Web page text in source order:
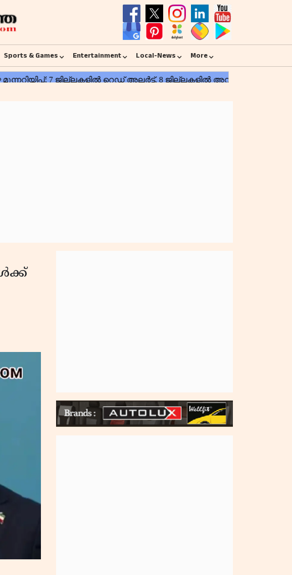
Sports & Games Entertainment Local-News More